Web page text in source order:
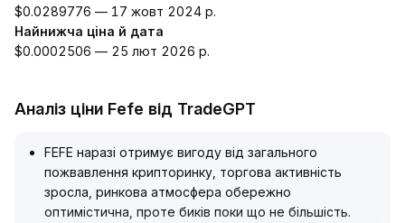
$0.0289776 — 17 жовт 2024 р.
Найнижча ціна й дата
$0.0002506 — 25 лют 2026 р.
Аналіз ціни Fefe від TradeGPT
FEFE наразі отримує вигоду від загального
пожвавлення крипторинку, торгова активність
зросла, ринкова атмосфера обережно
оптимістична, проте биків поки що не більшість.